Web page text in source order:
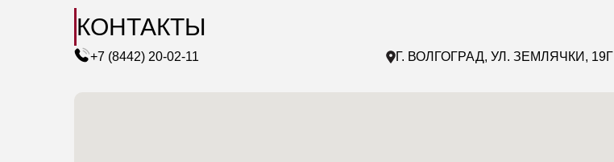
КОНТАКТЫ
+7 (8442) 20-02-11 Г. ВОЛГОГРАД, УЛ. ЗЕМЛЯЧКИ, 19Г